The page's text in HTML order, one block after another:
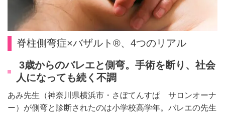
脊柱側弯症×バザルト®、4つのリアル
3歳からのバレエと側弯。手術を断り、社会
人になっても続く不調
あみ先生（神奈川県横浜市・さぼてんすぱ サロンオーナ
ー）が側弯と診断されたのは小学校高学年。バレエの先生